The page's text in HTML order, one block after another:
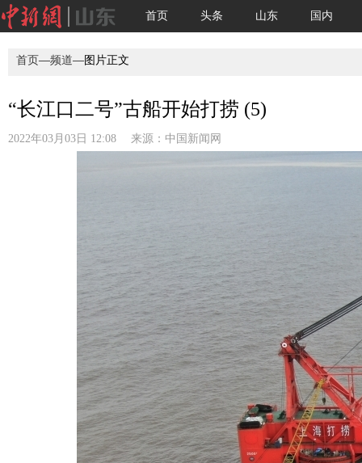
首页 头条 山东 国内
首页—频道—图片正文
“长江口二号”古船开始打捞 (5)
2022年03月03日 12:08 来源： 中国新闻网